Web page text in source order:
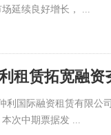
延续良好增长， ...
租赁拓宽融资
利国际融资租赁有限
次中期票据发 ...